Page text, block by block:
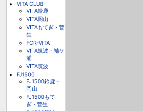
VITA CLUB
VITA鈴鹿
VITA岡山
VITAもてぎ・菅
生
FCR-VITA
VITA筑波・袖ケ
浦
VITA筑波
FJ1500
FJ1500鈴鹿・
岡山
FJ1500もて
ぎ・菅生